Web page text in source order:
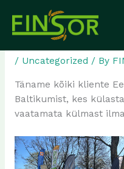
content
Täname kõiki
külastasid
/ Uncategorized / By
Täname kõiki kliente
Baltikumist, kes
vaatamata külmast